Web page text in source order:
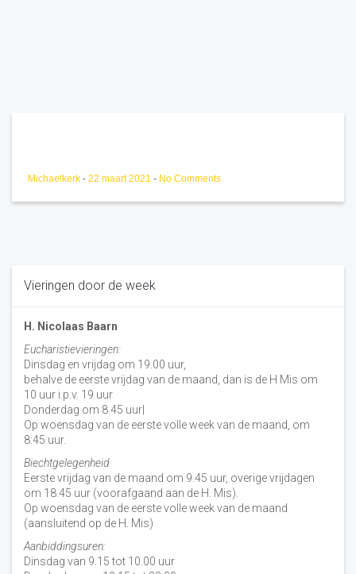
Michaelkerk - 22 maart 2021 - No Comments
Vieringen door de week
H. Nicolaas Baarn
Eucharistievieringen:
Dinsdag en vrijdag om 19.00 uur,
behalve de eerste vrijdag van de maand, dan is de H Mis om
10 uur i.p.v. 19 uur
Donderdag om 8.45 uur|
Op woensdag van de eerste volle week van de maand, om
8:45 uur.
Biechtgelegenheid
Eerste vrijdag van de maand om 9.45 uur, overige vrijdagen
om 18.45 uur (voorafgaand aan de H. Mis).
Op woensdag van de eerste volle week van de maand
(aansluitend op de H. Mis)
Aanbiddingsuren:
Dinsdag van 9.15 tot 10.00 uur